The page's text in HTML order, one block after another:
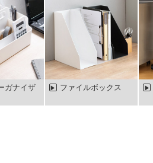
ガナイザ
ファイルボックス